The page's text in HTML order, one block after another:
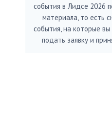
события в Лидсе 2026
материала, то есть
события, на которые вы
подать заявку и